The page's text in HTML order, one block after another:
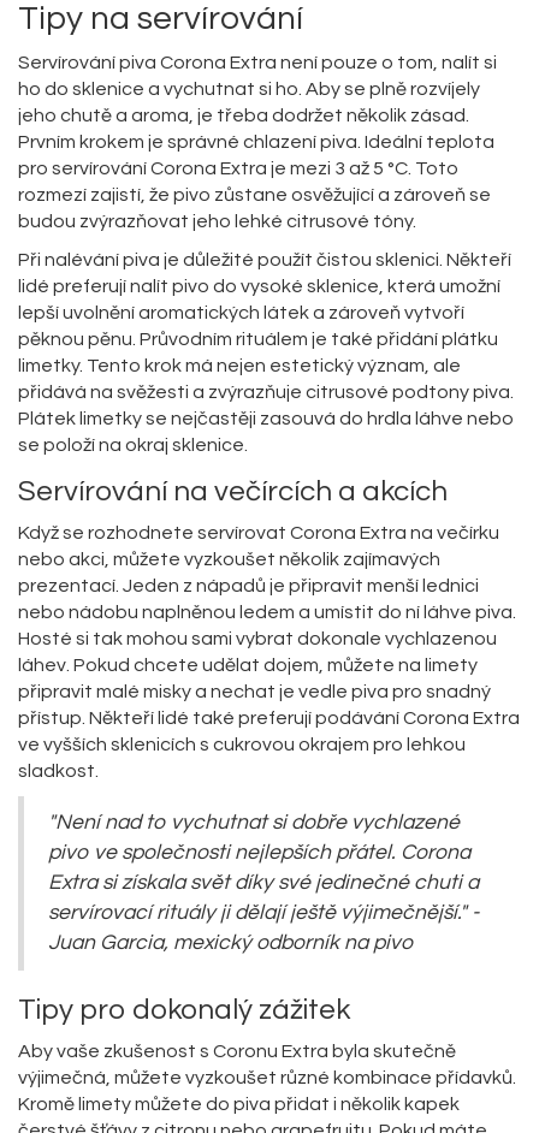
Tipy na servírování
Servírování piva Corona Extra není pouze o tom, nalít si
ho do sklenice a vychutnat si ho. Aby se plně rozvíjely
jeho chutě a aroma, je třeba dodržet několik zásad.
Prvním krokem je správné chlazení piva. Ideální teplota
pro servírování Corona Extra je mezi 3 až 5 °C. Toto
rozmezí zajistí, že pivo zůstane osvěžující a zároveň se
budou zvýrazňovat jeho lehké citrusové tóny.
Při nalévání piva je důležité použít čistou sklenici. Někteří
lidé preferují nalít pivo do vysoké sklenice, která umožní
lepší uvolnění aromatických látek a zároveň vytvoří
pěknou pěnu. Průvodním rituálem je také přidání plátku
limetky. Tento krok má nejen estetický význam, ale
přidává na svěžesti a zvýrazňuje citrusové podtony piva.
Plátek limetky se nejčastěji zasouvá do hrdla láhve nebo
se položí na okraj sklenice.
Servírování na večírcích a akcích
Když se rozhodnete servírovat Corona Extra na večírku
nebo akci, můžete vyzkoušet několik zajímavých
prezentací. Jeden z nápadů je připravit menší lednici
nebo nádobu naplněnou ledem a umístit do ní láhve piva.
Hosté si tak mohou sami vybrat dokonale vychlazenou
láhev. Pokud chcete udělat dojem, můžete na limety
připravit malé misky a nechat je vedle piva pro snadný
přístup. Někteří lidé také preferují podávání Corona Extra
ve vyšších sklenicích s cukrovou okrajem pro lehkou
sladkost.
"Není nad to vychutnat si dobře vychlazené
pivo ve společnosti nejlepších přátel. Corona
Extra si získala svět díky své jedinečné chuti a
servírovací rituály ji dělají ještě výjimečnější." -
Juan Garcia, mexický odborník na pivo
Tipy pro dokonalý zážitek
Aby vaše zkušenost s Coronu Extra byla skutečně
výjimečná, můžete vyzkoušet různé kombinace přídavků.
Kromě limety můžete do piva přidat i několik kapek